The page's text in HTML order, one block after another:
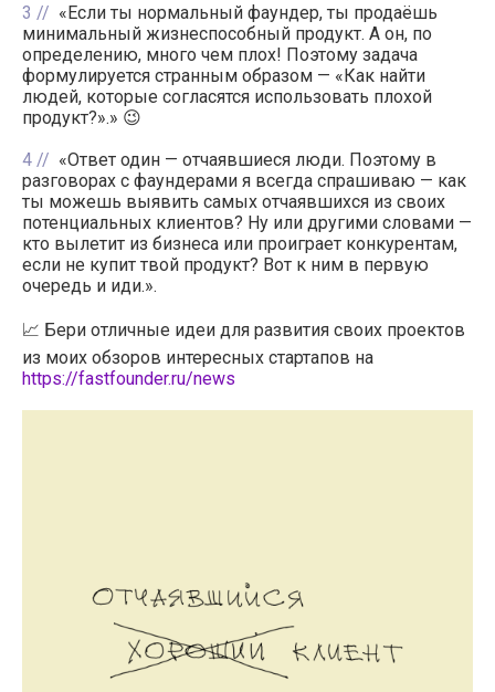
3
«Если ты нормальный фаундер, ты продаёшь
минимальный жизнеспособный продукт. А он, по
определению, много чем плох! Поэтому задача
формулируется странным образом — «Как найти
людей, которые согласятся использовать плохой
продукт?».» 😉
4
«Ответ один — отчаявшиеся люди. Поэтому в
разговорах с фаундерами я всегда спрашиваю — как
ты можешь выявить самых отчаявшихся из своих
потенциальных клиентов? Ну или другими словами —
кто вылетит из бизнеса или проиграет конкурентам,
если не купит твой продукт? Вот к ним в первую
очередь и иди.».
📈 Бери отличные идеи для развития своих проектов
из моих обзоров интересных стартапов на
https://fastfounder.ru/news